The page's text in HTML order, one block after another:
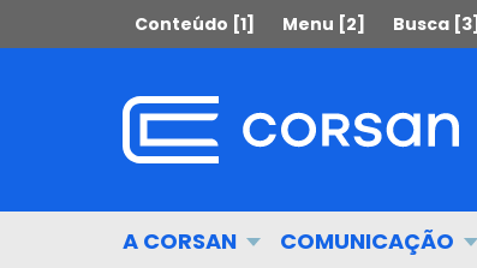
para
menu
para
Conteúdo [1] Menu [2] Busca [3]
do
A CORSAN COMUNICAÇÃO